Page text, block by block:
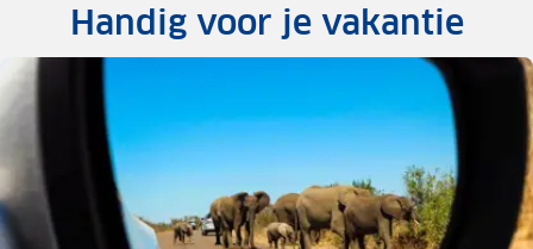
Handig voor je vakantie